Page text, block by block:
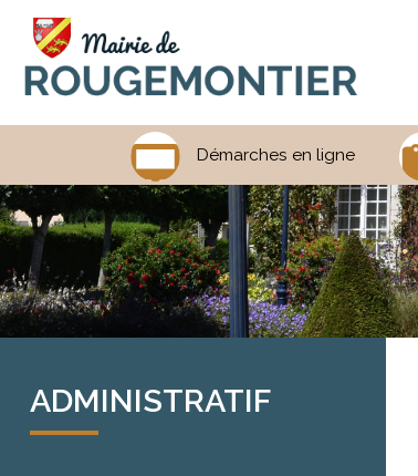
ADMINISTRATIF
Démarches en ligne